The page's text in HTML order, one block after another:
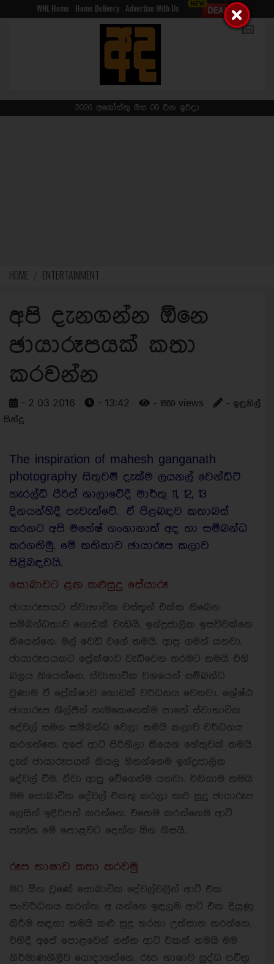
WNL Home Home Delivery Advertise With Us
2026 අගෝස්තු මස 09 වන ඉරිදා
HOME ENTERTAINMENT
අපි දැනගන්න ඕනෙ
ඡායාරූපයක් කතා
කරවන්න
- 2 03 2016 - 13:42 - 1669 views
- ඉඳුනිල්
සින්දු
The inspiration of mahesh ganganath
photography සිතුවම් දැක්ම ලයනල් වෙන්ඩ්ට්
හැරල්ඩ් පීරිස් ශාලාවේදී මාර්තු 11, 12, 13
දිනයන්හිදී පැවැත්වේ. ඒ පිළබඳව කතාබස්
කරනට අපි මහේෂ් ගංගානාත් අද හා සම්බන්ධ
කරගතිමු. මේ කතිකාව ඡායාරූප කලාව
පිළිබඳවයි.
සොබාවට ළඟ කළුසුදු සේයාරූ
ඡායාරූපයට ස්වාභාවික වස්තූන් එක්ක තිබෙන
සම්බන්ධතාව ගොඩක් වැඩියි. ඉන්ද්‍රජාලික ඉසව්වක්නෙ
තියෙන්නෙ. මල් වෙඩි වගේ තමයි. ආපු ගමන් යනවා.
ඡායාරූපයකට ප්‍රේක්ෂාව වැඩිවෙන තරමට තමයි එහි
බලය තියෙන්නෙ. ස්වාභාවික වශයෙන් සම්බන්ධ
වුණාම ඒ ප්‍රේක්ෂාව ගොඩක් වර්ධනය වෙනවා. ශ්‍රේෂ්ඨ
ඡායාරූප ශිල්පීන් හැමකෙනෙක්ම පාහේ ස්වාභාවික
දේවල් සමග සම්බන්ධ වෙලා තමයි කලාව වර්ධනය
කරගත්තෙ. අපේ ආට් පිරිහිලා තියෙන හේතුවක් තමයි
දැන් ඡායාරූපයක් කියල හිතන්නෙම ඉන්ද්‍රජාලික
දේවල් වීම. ඒවා ආපු වේගෙන්ම යනවා. එනිසාම තමයි
මම සොබාවික දේවල් එකතු කරලා කළු සුදු ඡායාරූප
ලෙසින් ඉදිරිපත් කරන්නෙ. එහෙම කරන්නෙම ආට්
පැත්ත මේ පොළවට දෙන්න ඕන නිසයි.
රූප භාෂාව කතා කරවමු
මට ඕන වුණේ සොබාවික දේවල්වලින් ආට් එක
සංවර්ධනය කරන්න. අ යන්නෙ ඉඳලම ආට් එක දියුණු
කිරීම සඳහා තමයි කළු සුදු හරහා උත්සාහ කරන්නෙ.
එහිදී අපේ පොළවෙන් ගත්ත ආට් එකක් තමයි මම
නිර්මාණශීලීව යොදාගන්නෙ. රූප භාෂාව සුද්ධ පවිත්‍ර